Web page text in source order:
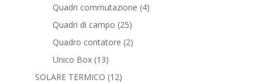
prodotti
Quadri commutazione 44
Quadri di campo 2525
prodotti
Quadro contatore 22
Unico Box 1313
prodotti
SOLARE TERMICO 1212